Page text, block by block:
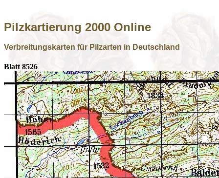
Pilzkartierung 2000 Online
Verbreitungskarten für Pilzarten in Deutschland
Blatt 8526